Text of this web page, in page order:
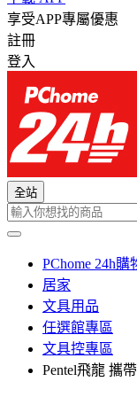
享受APP專屬優惠
註冊
登入
全站
PChome 24h購
居家
文具用品
任選館專區
文具控專區
Pentel飛龍 攜